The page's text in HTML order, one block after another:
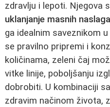
zdravlju i lepoti. Njegova
uklanjanje masnih naslaga
ga idealnim saveznikom
se pravilno pripremi i
količinama, zeleni čaj
vitke linije, poboljšanju
dobrobiti. U kombinaciji sa
zdravim načinom života,